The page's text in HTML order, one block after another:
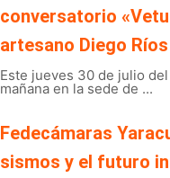
conversatorio
artesano Diego Ríos
Este jueves 30 de julio
mañana en la sede de ...
Fedecámaras
sismos y el futuro